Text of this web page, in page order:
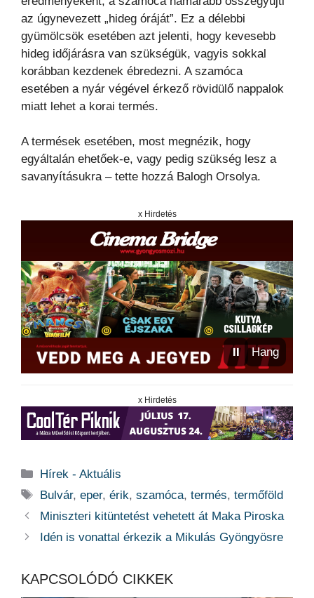
az úgynevezett „hideg óráját”. Ez a délebbi
gyümölcsök esetében azt jelenti, hogy kevesebb
hideg időjárásra van szükségük, vagyis sokkal
korábban kezdenek ébredezni. A szamóca
esetében a nyár végével érkező rövidülő nappalok
miatt lehet a korai termés.
A termések esetében, most megnézik, hogy
egyáltalán ehetőek-e, vagy pedig szükség lesz a
savanyításukra – tette hozzá Balogh Orsolya.
x Hirdetés
⏸ Hang
x Hirdetés
Kategória
Hírek - Aktuális
Címkék
Bulvár,eper,érik,szamóca,termés,termőföld
Miniszteri kitüntetést vehetett át Maka Piroska
Idén is vonattal érkezik a Mikulás Gyöngyösre
KAPCSOLÓDÓ CIKKEK